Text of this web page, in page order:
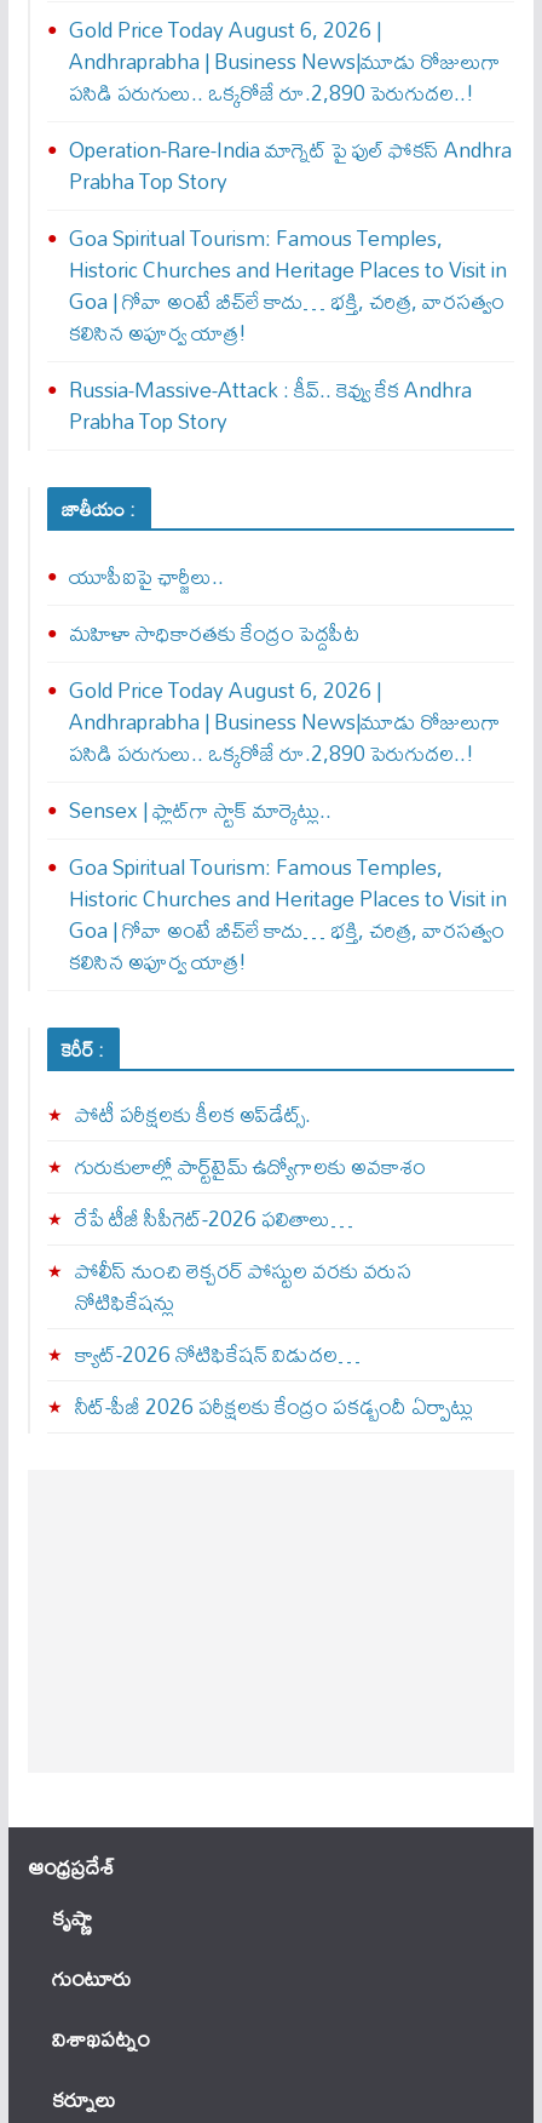
Gold Price Today August 6, 2026 |
Andhraprabha | Business News|మూడు రోజులుగా
పసిడి పరుగులు.. ఒక్కరోజే రూ.2,890 పెరుగుద‌ల‌..!
Operation-Rare-India మాగ్నెట్ పై ఫుల్ ఫోక‌స్ Andhra
Prabha Top Story
Goa Spiritual Tourism: Famous Temples,
Historic Churches and Heritage Places to Visit in
Goa | గోవా అంటే బీచ్‌లే కాదు… భక్తి, చరిత్ర, వారసత్వం
కలిసిన అపూర్వ యాత్ర!
Russia-Massive-Attack : కీవ్‌.. కెవ్వు కేక‌ Andhra
Prabha Top Story
జాతీయం :
యూపీఐపై ఛార్జీలు..
మహిళా సాధికారతకు కేంద్రం పెద్దపీట
Gold Price Today August 6, 2026 |
Andhraprabha | Business News|మూడు రోజులుగా
పసిడి పరుగులు.. ఒక్కరోజే రూ.2,890 పెరుగుద‌ల‌..!
Sensex | ఫ్లాట్‌గా స్టాక్ మార్కెట్లు..
Goa Spiritual Tourism: Famous Temples,
Historic Churches and Heritage Places to Visit in
Goa | గోవా అంటే బీచ్‌లే కాదు… భక్తి, చరిత్ర, వారసత్వం
కలిసిన అపూర్వ యాత్ర!
కెరీర్ :
పోటీ పరీక్షలకు కీలక అప్‌డేట్స్.
గురుకులాల్లో పార్ట్‌టైమ్ ఉద్యోగాలకు అవకాశం
రేపే టీజీ సీపీగెట్‌-2026 ఫలితాలు…
పోలీస్ నుంచి లెక్చరర్ పోస్టుల వరకు వరుస
నోటిఫికేషన్లు
క్యాట్-2026 నోటిఫికేషన్ విడుదల…
నీట్-పీజీ 2026 పరీక్షలకు కేంద్రం పకడ్బందీ ఏర్పాట్లు
ఆంధ్ర‌ప్ర‌దేశ్
కృష్ణా
గుంటూరు
విశాఖపట్నం
కర్నూలు